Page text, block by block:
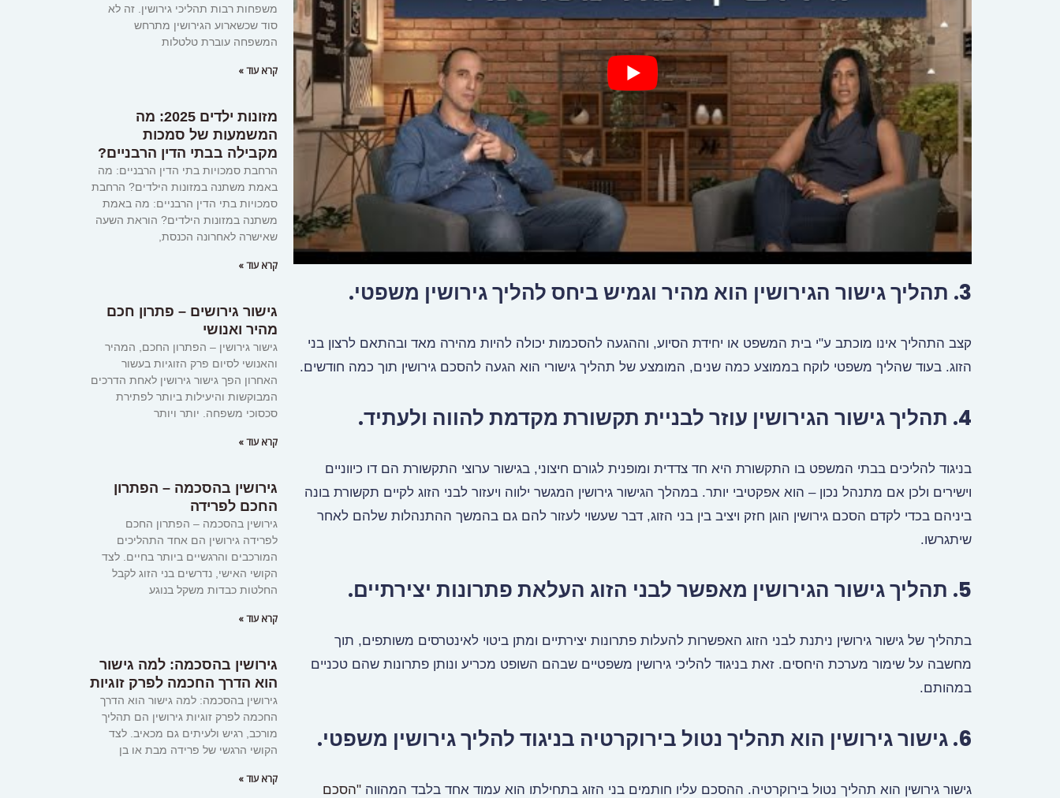
3. תהליך גישור הגירושין הוא מהיר וגמיש ביחס להליך גירושין משפטי.
קצב התהליך אינו מוכתב ע"י בית המשפט או יחידת הסיוע, וההגעה להסכמות יכולה להיות מהירה מאד ובהתאם לרצון בני
הזוג. בעוד שהליך משפטי לוקח בממוצע כמה שנים, המומצע של תהליך גישורי הוא הגעה להסכם גירושין תוך כמה חודשים.
4. תהליך גישור הגירושין עוזר לבניית תקשורת מקדמת להווה ולעתיד.
בניגוד להליכים בבתי המשפט בו התקשורת היא חד צדדית ומופנית לגורם חיצוני, בגישור ערוצי התקשורת הם דו כיווניים
וישירים ולכן אם מתנהל נכון – הוא אפקטיבי יותר. במהלך הגישור גירושין המגשר ילווה ויעזור לבני הזוג לקיים תקשורת בונה
ביניהם בכדי לקדם הסכם גירושין הוגן חזק ויציב בין בני הזוג, דבר שעשוי לעזור להם גם בהמשך ההתנהלות שלהם לאחר
שיתגרשו.
5. תהליך גישור הגירושין מאפשר לבני הזוג העלאת פתרונות יצירתיים.
בתהליך של גישור גירושין ניתנת לבני הזוג האפשרות להעלות פתרונות יצירתיים ומתן ביטוי לאינטרסים משותפים, תוך
מחשבה על שימור מערכת היחסים. זאת בניגוד להליכי גירושין משפטיים שבהם השופט מכריע ונותן פתרונות שהם טכניים
במהותם.
6. גישור גירושין הוא תהליך נטול בירוקרטיה בניגוד להליך גירושין משפטי.
גישור גירושין הוא תהליך נטול בירוקרטיה. ההסכם עליו חותמים בני הזוג בתחילתו הוא עמוד אחד בלבד המהווה "הסכם
משפחות רבות תהליכי גירושין. זה לא
סוד שכשארוע הגירושין מתרחש
המשפחה עוברת טלטלות
קרא עוד »
מזונות ילדים 2025: מה
המשמעות של סמכות
מקבילה בבתי הדין הרבניים?
הרחבת סמכויות בתי הדין הרבניים: מה
באמת משתנה במזונות הילדים? הרחבת
סמכויות בתי הדין הרבניים: מה באמת
משתנה במזונות הילדים? הוראת השעה
שאישרה לאחרונה הכנסת,
קרא עוד »
גישור גירושים – פתרון חכם
מהיר ואנושי
גישור גירושין – הפתרון החכם, המהיר
והאנושי לסיום פרק הזוגיות בעשור
האחרון הפך גישור גירושין לאחת הדרכים
המבוקשות והיעילות ביותר לפתירת
סכסוכי משפחה. יותר ויותר
קרא עוד »
גירושין בהסכמה – הפתרון
החכם לפרידה
גירושין בהסכמה – הפתרון החכם
לפרידה גירושין הם אחד התהליכים
המורכבים והרגשיים ביותר בחיים. לצד
הקושי האישי, נדרשים בני הזוג לקבל
החלטות כבדות משקל בנוגע
קרא עוד »
גירושין בהסכמה: למה גישור
הוא הדרך החכמה לפרק זוגיות
גירושין בהסכמה: למה גישור הוא הדרך
החכמה לפרק זוגיות גירושין הם תהליך
מורכב, רגיש ולעיתים גם מכאיב. לצד
הקושי הרגשי של פרידה מבת או בן
קרא עוד »